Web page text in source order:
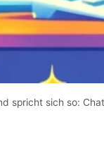
spricht sich so: